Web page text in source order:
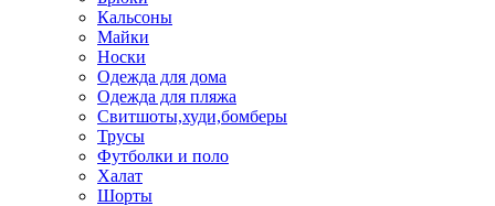
Кальсоны
Майки
Носки
Одежда для дома
Одежда для пляжа
Свитшоты,худи,бомберы
Трусы
Футболки и поло
Халат
Шорты